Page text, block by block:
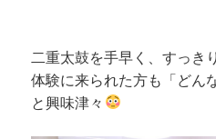
二重太鼓を手早く、すっき
体験に来られた方も「どん
と興味津々